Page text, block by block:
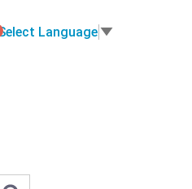
Select Language ▼